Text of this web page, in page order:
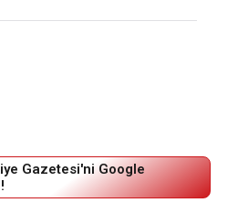
Gazetesi'ni Google